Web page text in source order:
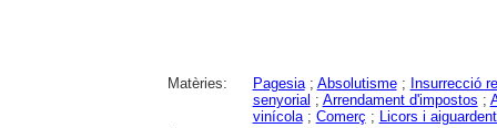
Matèries: Pagesia; Absolutisme; Insurrecció
senyorial ; Arrendament d'impostos ;
vinícola; Comerç ; Licors i